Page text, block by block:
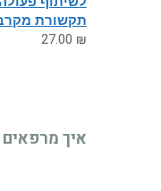
תקשורת
27.00 ₪
איך